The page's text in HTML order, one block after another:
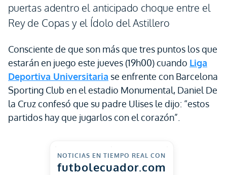
puertas adentro el anticipado choque entre el
Rey de Copas y el Ídolo del Astillero
Consciente de que son más que tres puntos los que
estarán en juego este jueves (19h00) cuando Liga
Deportiva Universitaria se enfrente con Barcelona
Sporting Club en el estadio Monumental, Daniel De
la Cruz confesó que su padre Ulises le dijo: “estos
partidos hay que jugarlos con el corazón”.
NOTICIAS EN TIEMPO REAL CON
futbolecuador.com